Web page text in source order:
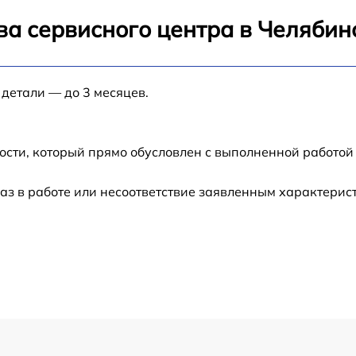
от 60 мин
сервисного центра в
— до 3 месяцев.
который прямо обусловлен с выполненной
в работе или несоответствие заявленным